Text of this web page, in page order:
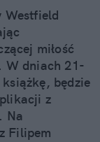
Westfield
miłość
W dniach 21-
będzie
z
Na
Filipem